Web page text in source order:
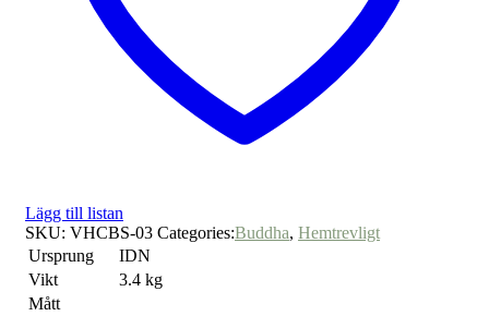
Lägg till listan
SKU: VHCBS-03 Categories:Buddha, Hemtrevligt
Ursprung
IDN
Vikt
3.4 kg
Mått